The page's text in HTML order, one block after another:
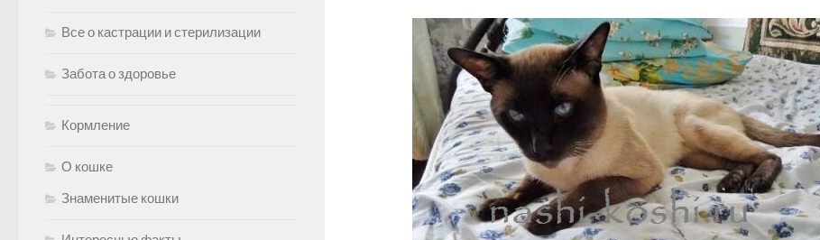
Все о кастрации и стерилизации
Забота о здоровье
Кормление
О кошке
Знаменитые кошки